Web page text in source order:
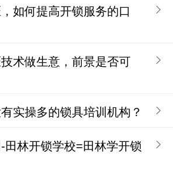
如何提高开锁服务的口
术做生意，前景是否可
实操多的锁具培训机构？
田林开锁学校=田林学开锁